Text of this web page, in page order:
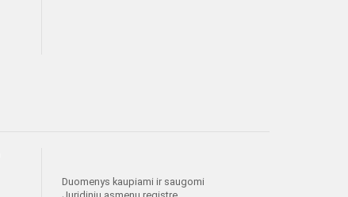
Duomenys kaupiami ir saugomi